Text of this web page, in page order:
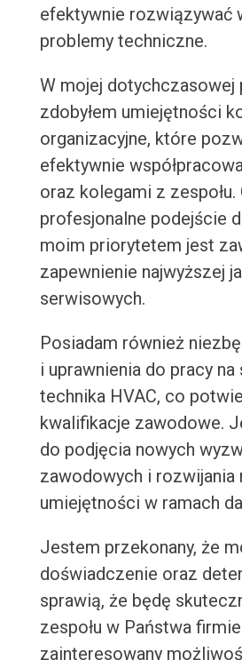
efektywnie rozwiązywać
problemy techniczne.
W mojej dotychczasowej
zdobyłem umiejętności
organizacyjne, które
efektywnie
oraz kolegami z zespołu.
profesjonalne podejście
moim priorytetem jest
zapewnienie najwyższej
serwisowych.
Posiadam również
i uprawnienia do pracy
technika HVAC, co
kwalifikacje zawodowe.
do podjęcia nowych
zawodowych i rozwijania
umiejętności w ramach
Jestem przekonany, że
doświadczenie oraz
sprawią, że będę
zespołu w Państwa
zainteresowany